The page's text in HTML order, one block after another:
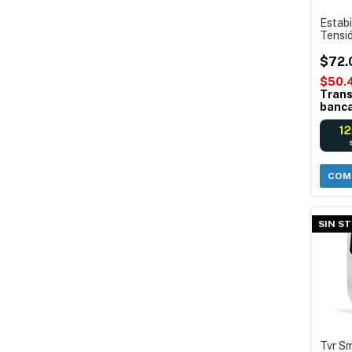
tomas
12
SIN
Tvr